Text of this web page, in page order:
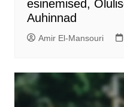
esinemised,
Auhinnad
Amir El-Mansouri